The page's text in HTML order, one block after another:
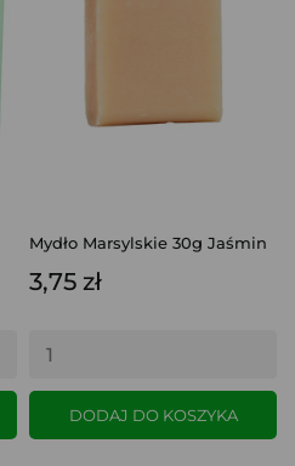
Mydło Marsylskie 30g Jaśmin
3,75 zł
DODAJ DO KOSZYKA